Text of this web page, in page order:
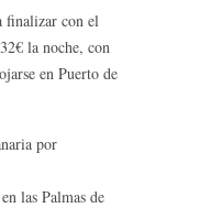
finalizar con el
la noche, con
en Puerto de
por
las Palmas de